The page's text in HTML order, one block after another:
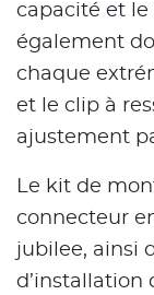
capacité et le
également
chaque
et le clip à
ajustement
Le kit de
connecteur
jubilee, ainsi
d’installation